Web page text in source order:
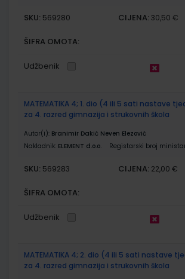
SKU: 569280 CIJENA: 30,50 €
ŠIFRA OMOTA:
Udžbenik
MATEMATIKA 4; 1. dio (4 ili 5 sati nastave
za 4. razred gimnazija i strukovnih škola
Autor(i): Branimir Dakić Neven Elezović
Nakladnik: ELEMENT d.o.o. Registarski broj
SKU: 569283 CIJENA: 22,00 €
ŠIFRA OMOTA:
Udžbenik
MATEMATIKA 4; 2. dio (4 ili 5 sati nastave
za 4. razred gimnazija i strukovnih škola